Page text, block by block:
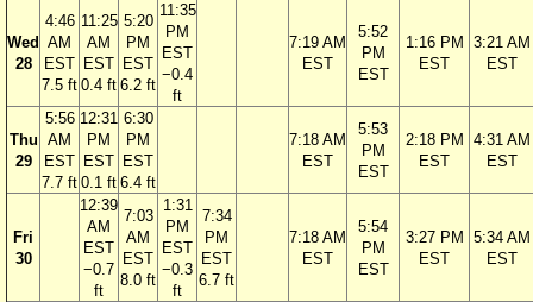
Wed
28
4:46
AM
EST
7.5 ft
11:25
AM
EST
0.4 ft
5:20
PM
EST
6.2 ft
11:35
PM
EST
−0.4
ft
7:19 AM
EST
5:52
PM
EST
1:16 PM
EST
3:21 AM
EST
Thu
29
5:56
AM
EST
7.7 ft
12:31
PM
EST
0.1 ft
6:30
PM
EST
6.4 ft
7:18 AM
EST
5:53
PM
EST
2:18 PM
EST
4:31 AM
EST
Fri
30
12:39
AM
EST
−0.7
ft
7:03
AM
EST
8.0 ft
1:31
PM
EST
−0.3
ft
7:34
PM
EST
6.7 ft
7:18 AM
EST
5:54
PM
EST
3:27 PM
EST
5:34 AM
EST